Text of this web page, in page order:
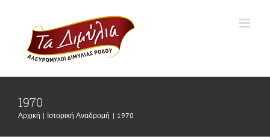
περιεχόμενο
1970
Αρχική Ιστορική Αναδρομή 1970